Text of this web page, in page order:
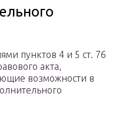
пунктов 4 и 5 ст. 76
акта,
возможности в